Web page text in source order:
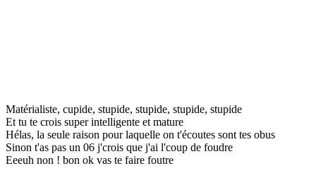
Matérialiste, cupide, stupide, stupide, stupide, stupide
Et tu te crois super intelligente et mature
Hélas, la seule raison pour laquelle on t'écoutes sont tes obus
Sinon t'as pas un 06 j'crois que j'ai l'coup de foudre
Eeeuh non ! bon ok vas te faire foutre